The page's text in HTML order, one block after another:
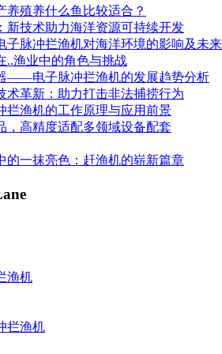
养殖养什么鱼比较适合？
新技术助力海洋资源可持续开发
子脉冲拦渔机对海洋环境的影响及未
..渔业中的角色与挑战
——电子脉冲拦渔机的发展趋势分析
术革新：助力打击非法捕捞行为
拦渔机的工作原理与应用前景
，高精度适配多领域设备配套
的一抹亮色：赶渔机的崭新篇章
渔机
拦渔机